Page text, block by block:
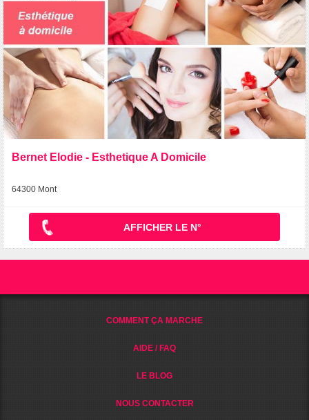
Bernet Elodie - Esthetique A Domicile
64300 Mont
AFFICHER LE N°
COMMENT ÇA MARCHE
AIDE / FAQ
LE BLOG
NOUS CONTACTER